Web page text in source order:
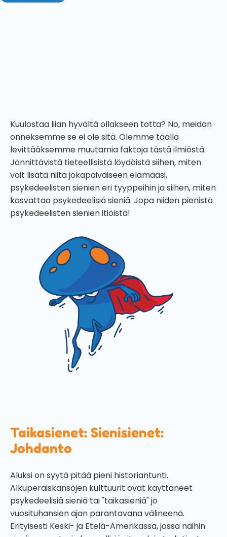
Kuulostaa liian hyvältä ollakseen totta? No, meidän
onneksemme se ei ole sitä. Olemme täällä
levittääksemme muutamia faktoja tästä ilmiöstä.
Jännittävistä tieteellisistä löydöistä siihen, miten
voit lisätä niitä jokapäiväiseen elämääsi,
psykedeelisten sienien eri tyyppeihin ja siihen, miten
kasvattaa psykedeelisiä sieniä. Jopa niiden pienistä
psykedeelisten sienien itiöistä!
Taikasienet: Sienisienet:
Johdanto
Aluksi on syytä pitää pieni historiantunti.
Alkuperäiskansojen kulttuurit ovat käyttäneet
psykedeelisiä sieniä tai "taikasieniä" jo
vuosituhansien ajan parantavana välineenä.
Erityisesti Keski- ja Etelä-Amerikassa, jossa näihin